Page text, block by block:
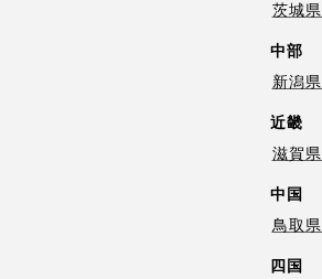
茨城県
中部
新潟県
近畿
滋賀県
中国
鳥取県
四国